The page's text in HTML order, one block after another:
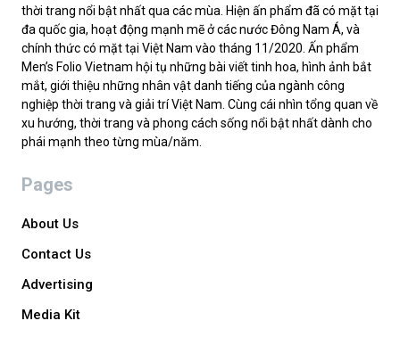
thời trang nổi bật nhất qua các mùa. Hiện ấn phẩm đã có mặt tại
đa quốc gia, hoạt động mạnh mẽ ở các nước Đông Nam Á, và
chính thức có mặt tại Việt Nam vào tháng 11/2020. Ấn phẩm
Men’s Folio Vietnam hội tụ những bài viết tinh hoa, hình ảnh bắt
mắt, giới thiệu những nhân vật danh tiếng của ngành công
nghiệp thời trang và giải trí Việt Nam. Cùng cái nhìn tổng quan về
xu hướng, thời trang và phong cách sống nổi bật nhất dành cho
phái mạnh theo từng mùa/năm.
Pages
About Us
Contact Us
Advertising
Media Kit